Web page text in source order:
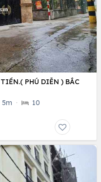
PHÚ DIỄN ) BẮC
5m · 10